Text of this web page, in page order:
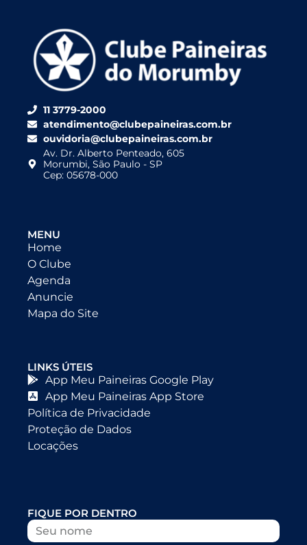
11 3779-2000
atendimento@clubepaineiras.com.br
ouvidoria@clubepaineiras.com.br
Av. Dr. Alberto Penteado, 605
Morumbi, São Paulo - SP
Cep: 05678-000
MENU
Home
O Clube
Agenda
Anuncie
Mapa do Site
LINKS ÚTEIS
App Meu Paineiras Google Play
App Meu Paineiras App Store
Política de Privacidade
Proteção de Dados
Locações
FIQUE POR DENTRO